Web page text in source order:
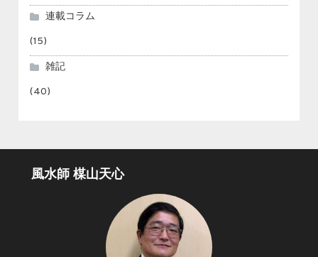
連載コラム
(15)
雑記
(40)
風水師 楳山天心